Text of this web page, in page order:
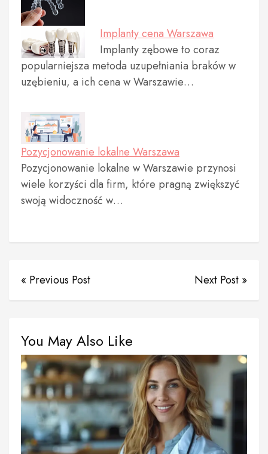
Implanty cena Warszawa
Implanty zębowe to coraz
popularniejsza metoda uzupełniania braków w
uzębieniu, a ich cena w Warszawie…
Pozycjonowanie lokalne Warszawa
Pozycjonowanie lokalne w Warszawie przynosi
wiele korzyści dla firm, które pragną zwiększyć
swoją widoczność w…
« Previous Post Next Post »
You May Also Like